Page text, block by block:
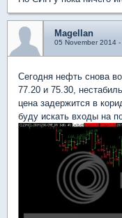
Magellan
05 November 2014 -
Сегодня нефть снова
77.20 и 75.30,
цена задержится в
буду искать входы на